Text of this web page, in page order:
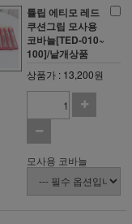
튤립 에티모 레드
쿠션그립 모사용
코바늘[TED-010~
100]/낱개상품
상품가 : 13,200원
모사용 코바늘